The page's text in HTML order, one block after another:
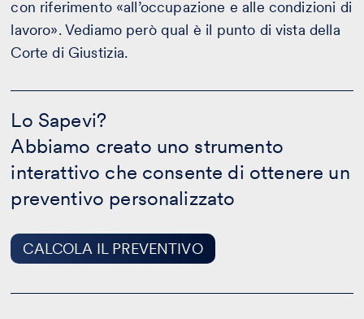
con riferimento «all’occupazione e alle condizioni di
lavoro». Vediamo però qual è il punto di vista della
Corte di Giustizia.
Lo Sapevi?
Abbiamo creato uno strumento
interattivo che consente di ottenere un
preventivo personalizzato
CALCOLA IL PREVENTIVO
Sapevi?
-
CALCOLA
PREVENTIVO